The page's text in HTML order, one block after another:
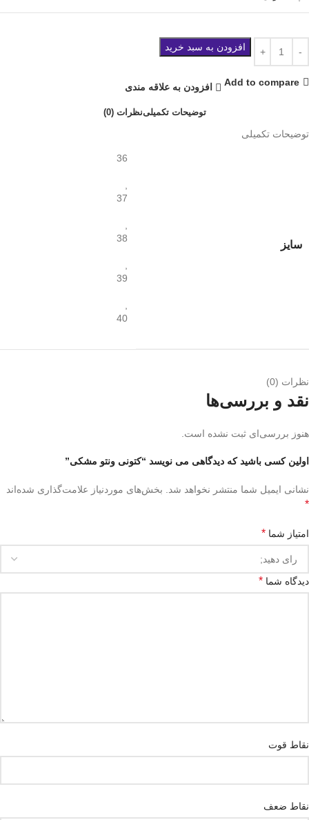
افزودن به سبد خرید
Add to compare افزودن به علاقه مندی
توضیحات تکمیلینظرات (0)
توضیحات تکمیلی
سایز
36
,
37
,
38
,
39
,
40
نظرات (0)
نقد و بررسی‌ها
هنوز بررسی‌ای ثبت نشده است.
اولین کسی باشید که دیدگاهی می نویسد “کتونی ونتو مشکی”
نشانی ایمیل شما منتشر نخواهد شد. بخش‌های موردنیاز علامت‌گذاری شده‌اند
*
امتیاز شما *
دیدگاه شما *
نقاط قوت
نقاط ضعف